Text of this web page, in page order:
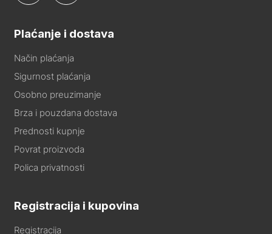
Plaćanje i dostava
Način plaćanja
Sigurnost plaćanja
Osobno preuzimanje
Brza i pouzdana dostava
Prednosti kupnje
Povrat proizvoda
Polica privatnosti
Registracija i kupovina
Registracija